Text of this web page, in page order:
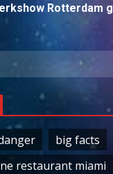
Rotterdam
big facts
restaurant miami